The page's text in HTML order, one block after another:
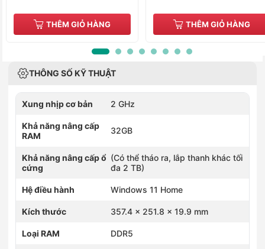
THÊM GIỎ HÀNG THÊM GIỎ HÀNG
THÔNG SỐ KỸ THUẬT
Xung nhịp cơ bản 2 GHz
Khả năng nâng cấp
RAM
32GB
Khả năng nâng cấp ổ
cứng
(Có thể tháo ra, lắp thanh khác tối
đa 2 TB)
Hệ điều hành Windows 11 Home
Kích thước 357.4 x 251.8 x 19.9 mm
Loại RAM DDR5